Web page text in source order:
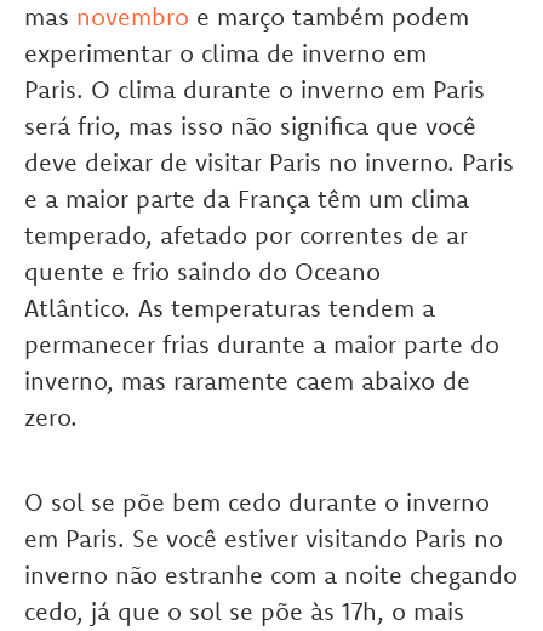
mas novembro e março também podem
experimentar o clima de inverno em
Paris. O clima durante o inverno em Paris
será frio, mas isso não significa que você
deve deixar de visitar Paris no inverno. Paris
e a maior parte da França têm um clima
temperado, afetado por correntes de ar
quente e frio saindo do Oceano
Atlântico. As temperaturas tendem a
permanecer frias durante a maior parte do
inverno, mas raramente caem abaixo de
zero.
O sol se põe bem cedo durante o inverno
em Paris. Se você estiver visitando Paris no
inverno não estranhe com a noite chegando
cedo, já que o sol se põe às 17h, o mais